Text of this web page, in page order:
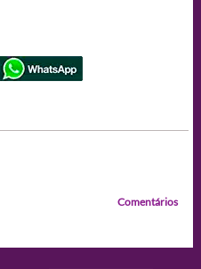
Comentários